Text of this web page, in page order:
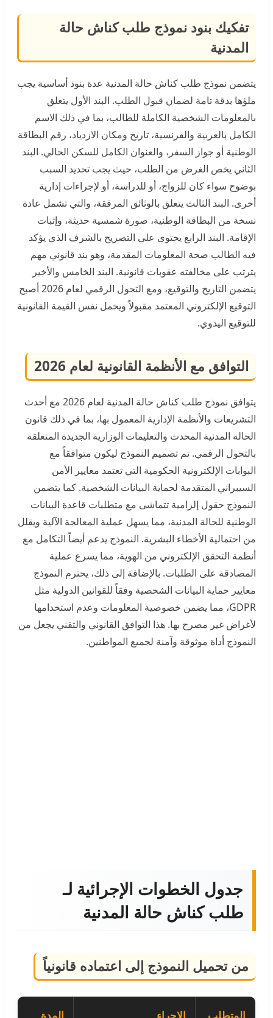
تفكيك بنود نموذج طلب كناش حالة
المدنية
يتضمن نموذج طلب كناش حالة المدنية عدة بنود أساسية يجب
ملؤها بدقة تامة لضمان قبول الطلب. البند الأول يتعلق
بالمعلومات الشخصية الكاملة للطالب، بما في ذلك الاسم
الكامل بالعربية والفرنسية، تاريخ ومكان الازدياد، رقم البطاقة
الوطنية أو جواز السفر، والعنوان الكامل للسكن الحالي. البند
الثاني يخص الغرض من الطلب، حيث يجب تحديد السبب
بوضوح سواء كان للزواج، أو للدراسة، أو لإجراءات إدارية
أخرى. البند الثالث يتعلق بالوثائق المرفقة، والتي تشمل عادة
نسخة من البطاقة الوطنية، صورة شمسية حديثة، وإثبات
الإقامة. البند الرابع يحتوي على التصريح بالشرف الذي يؤكد
فيه الطالب صحة المعلومات المقدمة، وهو بند قانوني مهم
يترتب على مخالفته عقوبات قانونية. البند الخامس والأخير
يتضمن التاريخ والتوقيع، ومع التحول الرقمي لعام 2026 أصبح
التوقيع الإلكتروني المعتمد مقبولاً ويحمل نفس القيمة القانونية
للتوقيع اليدوي.
التوافق مع الأنظمة القانونية لعام 2026
يتوافق نموذج طلب كناش حالة المدنية لعام 2026 مع أحدث
التشريعات والأنظمة الإدارية المعمول بها، بما في ذلك قانون
الحالة المدنية المحدث والتعليمات الوزارية الجديدة المتعلقة
بالتحول الرقمي. تم تصميم النموذج ليكون متوافقاً مع
البوابات الإلكترونية الحكومية التي تعتمد معايير الأمن
السيبراني المتقدمة لحماية البيانات الشخصية. كما يتضمن
النموذج حقول إلزامية تتماشى مع متطلبات قاعدة البيانات
الوطنية للحالة المدنية، مما يسهل عملية المعالجة الآلية ويقلل
من احتمالية الأخطاء البشرية. النموذج يدعم أيضاً التكامل مع
أنظمة التحقق الإلكتروني من الهوية، مما يسرع عملية
المصادقة على الطلبات. بالإضافة إلى ذلك، يحترم النموذج
معايير حماية البيانات الشخصية وفقاً للقوانين الدولية مثل
GDPR، مما يضمن خصوصية المعلومات وعدم استخدامها
لأغراض غير مصرح بها. هذا التوافق القانوني والتقني يجعل من
النموذج أداة موثوقة وآمنة لجميع المواطنين.
جدول الخطوات الإجرائية لـ
طلب كناش حالة المدنية
من تحميل النموذج إلى اعتماده قانونياً